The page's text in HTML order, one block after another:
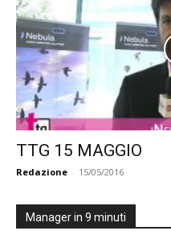
TTG 15 MAGGIO
Redazione - 15/05/2016
Manager in 9 minuti